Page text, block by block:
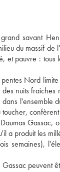
savant
du massif
et pauvre :
Nord
nuits
l'ensemble
Gassac,
a produit les
semaines),
peuvent